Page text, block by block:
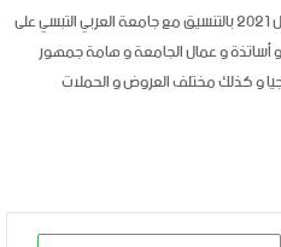
في إطار فعاليات شهر الشمول المالي ينظم البنك الوطني الجزائري الوكالة الرئيسية 491 تبسة يوم الثلاثاء 20 أفريل 2021 بالتنسيق مع جامعة العربي التبسي على
و أساتذة و عمال الجامعة و هامة جمهور
و كذلك مختلف العروض و الحملات